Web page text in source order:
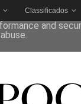
Classificados
its
and